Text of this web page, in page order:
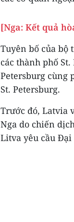
[Nga: Kết quả
Tuyên bố của bộ
các thành phố
Petersburg cùng
St. Petersburg.
Trước đó, Latvia
Nga do chiến
Litva yêu cầu